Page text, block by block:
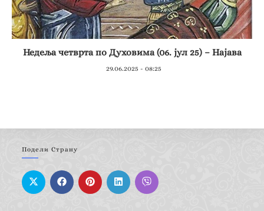
Недеља четврта по Духовима (06. јул 25) – Најава
29.06.2025 - 08:25
Подели Страну